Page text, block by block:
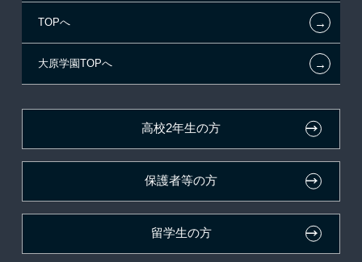
試験による特待生制度
資格・クラブ活動による特待生制度
特別推薦入学
推薦入学
生徒会活動推薦入学
自己推薦入学
在校生・卒業生紹介推薦入学
大学生・短期大学生特別入学
施設・研修所
学生寮・マンションのご案内
大原学園グループ案内
在校生へのお知らせ
各種証明書の発行ご希望の方
採用ご担当の方
TOPへ ←
大原学園TOPへ ←
高校2年生の方
保護者等の方
留学生の方